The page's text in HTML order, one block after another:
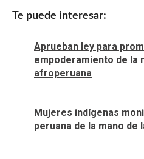
Te puede interesar:
Aprueban ley para
empoderamiento de la
afroperuana
Mujeres indígenas
peruana de la mano de